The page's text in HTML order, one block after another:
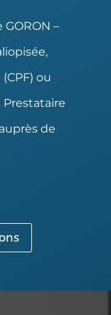
GORON –
ou
de